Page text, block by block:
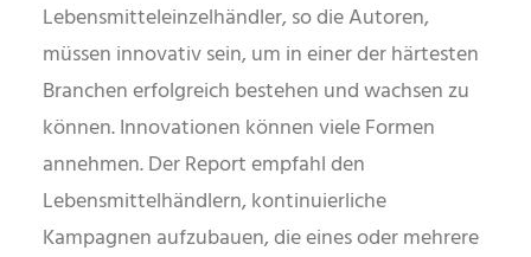
Lebensmitteleinzelhändler, so die Autoren,
müssen innovativ sein, um in einer der härtesten
Branchen erfolgreich bestehen und wachsen zu
können. Innovationen können viele Formen
annehmen. Der Report empfahl den
Lebensmittelhändlern, kontinuierliche
Kampagnen aufzubauen, die eines oder mehrere